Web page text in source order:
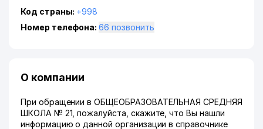
Код страны: +998
Номер телефона:
66 позвонить
О компании
При обращении в ОБЩЕОБРАЗОВАТЕЛЬНАЯ СРЕДНЯЯ
ШКОЛА № 21, пожалуйста, скажите, что Вы нашли
информацию о данной организации в справочнике